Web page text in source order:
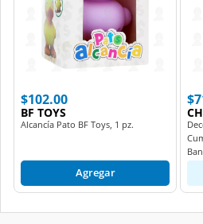
$102.00
BF TOYS
Alcancía Pato BF Toys, 1 pz.
Agregar